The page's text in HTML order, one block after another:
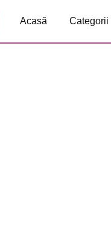
Acasă Categorii